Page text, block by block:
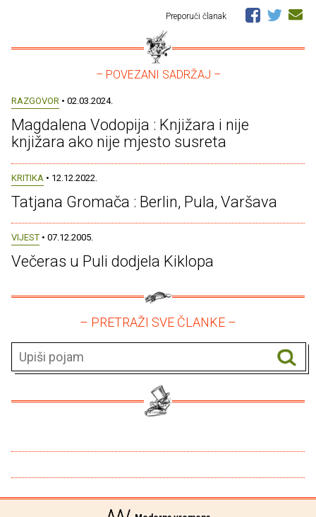
Preporuči članak
– POVEZANI SADRŽAJ –
RAZGOVOR • 02.03.2024.
Magdalena Vodopija : Knjižara i nije
knjižara ako nije mjesto susreta
KRITIKA • 12.12.2022.
Tatjana Gromača : Berlin, Pula, Varšava
VIJEST • 07.12.2005.
Večeras u Puli dodjela Kiklopa
– PRETRAŽI SVE ČLANKE –